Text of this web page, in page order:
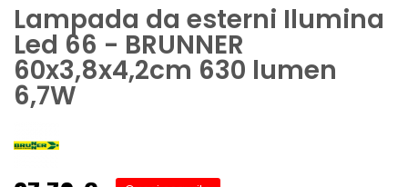
Lampada da esterni Ilumina
Led 66 - BRUNNER
60x3,8x4,2cm 630 lumen
6,7W